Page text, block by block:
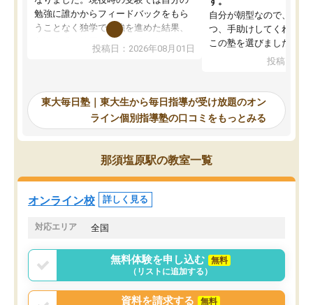
勉強に誰かからフィードバックをもら
うことなく独学で勉強を進めた結果、
入試本番に地歴の学習が間に合わず不
合格となってしまいました。その経験
東大毎日塾にたどり着きました。学習
の長期計画や日々の勉強のやり方につ
いて客観的なアドバイスをいただけた
ので、自信をもって受験勉強を進める
ことができました。自分のように勉強
のやり方や進捗管理で苦労している方
には特におすすめしたい塾です。
投稿日：2026年08月01日
自分が朝型なので、自習
つ、手助けしてくれる設
この塾を選びました。
投稿日：
東大毎日塾｜東大生から毎日指導が受け放題のオン
ライン個別指導塾の口コミをもっとみる
那須塩原駅の教室一覧
オンライン校 詳しく見る
対応エリア 全国
無料体験を申し込む
無料
（リストに追加する）
資料を請求する 無料